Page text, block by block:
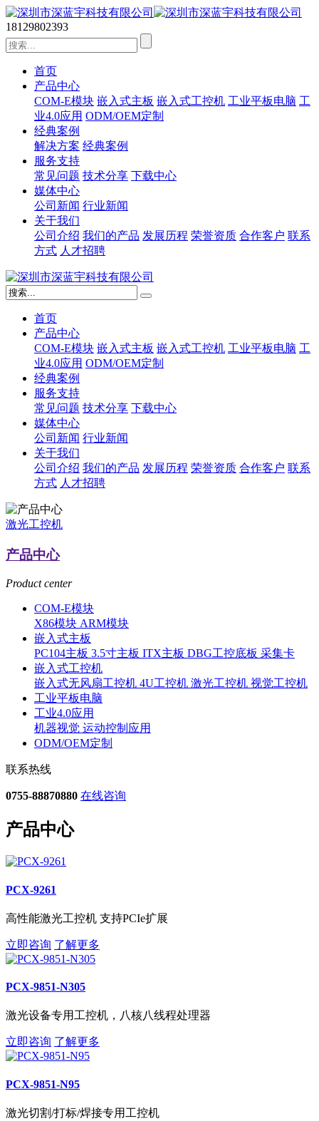
18129802393
首页
产品中心
COM-E模块 嵌入式主板 嵌入式工控机 工业平板电脑 工
业4.0应用 ODM/OEM定制
经典案例
解决方案 经典案例
服务支持
常见问题 技术分享 下载中心
媒体中心
公司新闻 行业新闻
关于我们
公司介绍 我们的产品 发展历程 荣誉资质 合作客户 联系
方式 人才招聘
首页
产品中心
COM-E模块 嵌入式主板 嵌入式工控机 工业平板电脑 工
业4.0应用 ODM/OEM定制
经典案例
服务支持
常见问题 技术分享 下载中心
媒体中心
公司新闻 行业新闻
关于我们
公司介绍 我们的产品 发展历程 荣誉资质 合作客户 联系
方式 人才招聘
激光工控机
产品中心
Product center
COM-E模块
X86模块 ARM模块
嵌入式主板
PC104主板 3.5寸主板 ITX主板 DBG工控底板 采集卡
嵌入式工控机
嵌入式无风扇工控机 4U工控机 激光工控机 视觉工控机
工业平板电脑
工业4.0应用
机器视觉 运动控制应用
ODM/OEM定制
联系热线
0755-88870880 在线咨询
产品中心
PCX-9261
高性能激光工控机 支持PCIe扩展
立即咨询 了解更多
PCX-9851-N305
激光设备专用工控机，八核八线程处理器
立即咨询 了解更多
PCX-9851-N95
激光切割/打标/焊接专用工控机